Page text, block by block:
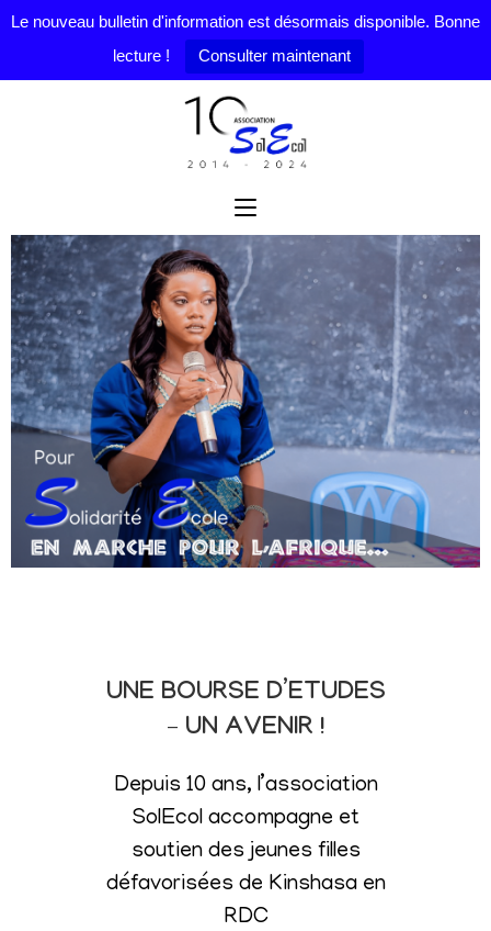
Le nouveau bulletin d'information est désormais disponible. Bonne
lecture !
Consulter maintenant
UNE BOURSE D’ETUDES
– UN AVENIR !
Depuis 10 ans, l’association
SolEcol accompagne et
soutien des jeunes filles
défavorisées de Kinshasa en
RDC